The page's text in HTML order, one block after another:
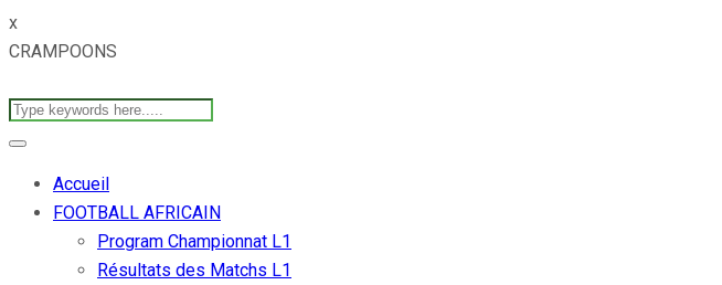
x
CRAMPOONS
Accueil
FOOTBALL AFRICAIN
Program Championnat L1
Résultats des Matchs L1